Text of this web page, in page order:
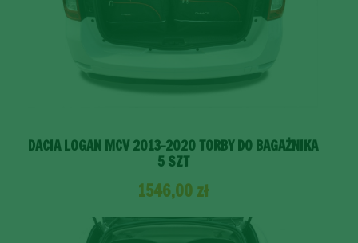
DACIA LOGAN MCV 2013-2020 TORBY DO BAGAŻNIKA
5 SZT
1546,00 zł